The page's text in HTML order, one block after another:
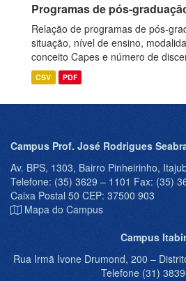
Programas de pós-
Relação de programas de pós-
situação, nível de ensino,
conceito Capes e número de
CSV PDF
Campus Prof. José Rodrigues
Av. BPS, 1303, Bairro Pinheirinho,
Telefone: (35) 3629 – 1101 Fax: (35)
Caixa Postal 50 CEP: 37500 903
Mapa do Campus
Campus
Rua Irmã Ivone Drumond, 200 –
Telefone (31)